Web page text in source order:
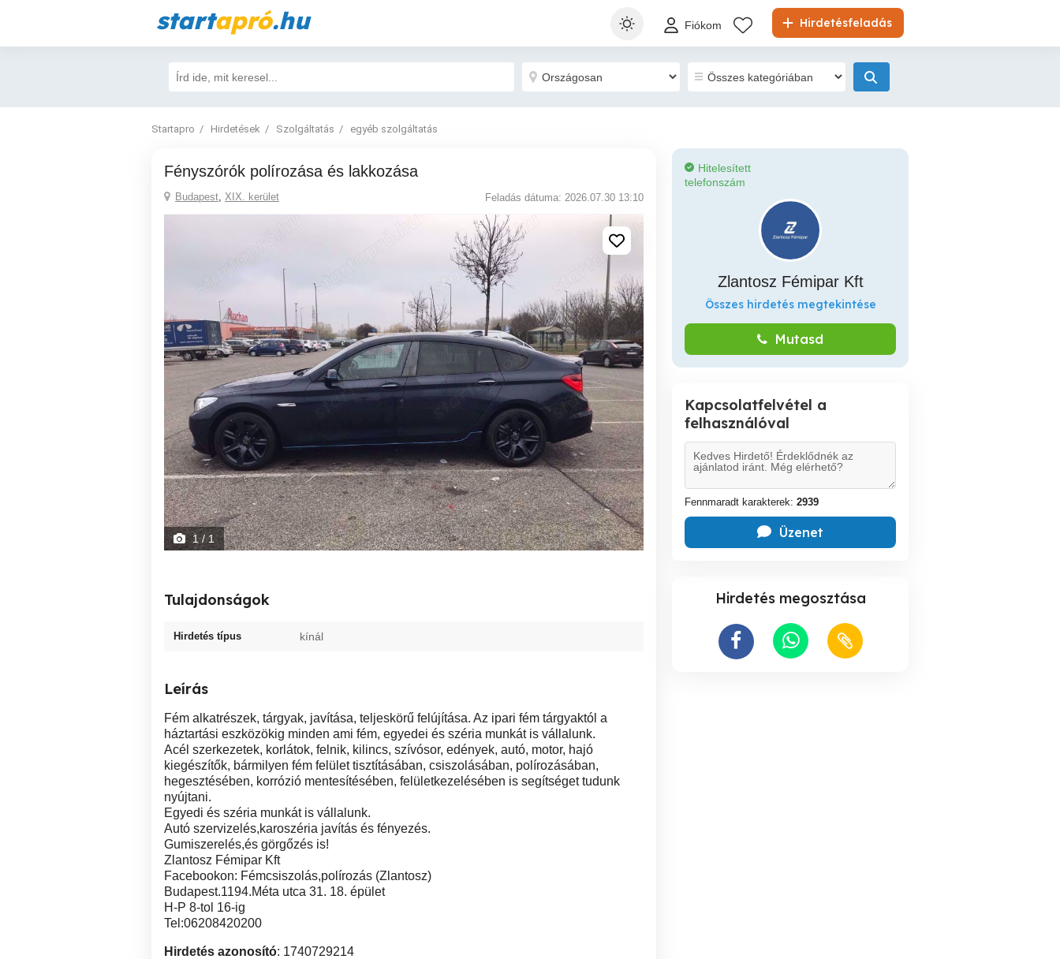
startapró.hu Hirdetésfeladás
Fiókom
Startapro Hirdetések Szolgáltatás egyéb szolgáltatás
Fényszórók polírozása és lakkozása
Budapest, XIX. kerület Feladás dátuma: 2026.07.30 13:10
1/ 1
Tulajdonságok
Hirdetés típus kínál
Leírás
Fém alkatrészek, tárgyak, javítása, teljeskörű felújítása. Az ipari fém tárgyaktól a
háztartási eszközökig minden ami fém, egyedei és széria munkát is vállalunk.
Acél szerkezetek, korlátok, felnik, kilincs, szívósor, edények, autó, motor, hajó
kiegészítők, bármilyen fém felület tisztításában, csiszolásában, polírozásában,
hegesztésében, korrózió mentesítésében, felületkezelésében is segítséget tudunk
nyújtani.
Egyedi és széria munkát is vállalunk.
Autó szervizelés,karoszéria javítás és fényezés.
Gumiszerelés,és görgőzés is!
Zlantosz Fémipar Kft
Facebookon: Fémcsiszolás,polírozás (Zlantosz)
Budapest.1194.Méta utca 31. 18. épület
H-P 8-tol 16-ig
Tel:06208420200
Hirdetés azonosító: 1740729214
Hitelesített
telefonszám
Zlantosz Fémipar Kft
Összes hirdetés megtekintése
Mutasd
Kapcsolatfelvétel a
felhasználóval
Fennmaradt karakterek: 2939
Üzenet
Hirdetés megosztása